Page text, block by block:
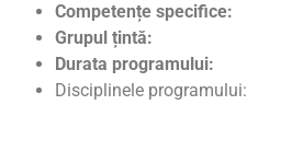
Competențe specifice:
Grupul țintă:
Durata programului:
Disciplinele programului: